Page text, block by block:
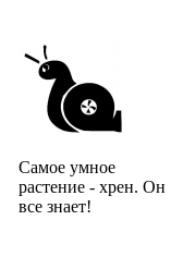
Самое умное
растение - хрен. Он
все знает!